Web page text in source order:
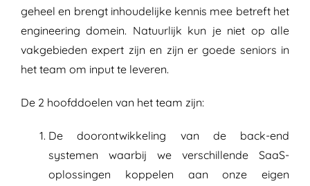
geheel en brengt inhoudelijke kennis mee betreft het
engineering domein. Natuurlijk kun je niet op alle
vakgebieden expert zijn en zijn er goede seniors in
het team om input te leveren.
De 2 hoofddoelen van het team zijn:
De doorontwikkeling van de back-end
systemen waarbij we verschillende SaaS-
oplossingen koppelen aan onze eigen